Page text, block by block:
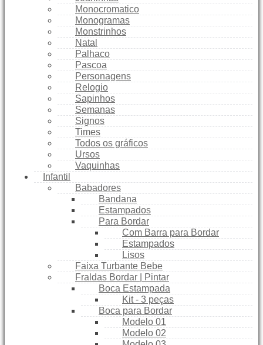
Monocromatico
Monogramas
Monstrinhos
Natal
Palhaco
Pascoa
Personagens
Relogio
Sapinhos
Semanas
Signos
Times
Todos os gráficos
Ursos
Vaquinhas
Infantil
Babadores
Bandana
Estampados
Para Bordar
Com Barra para Bordar
Estampados
Lisos
Faixa Turbante Bebe
Fraldas Bordar | Pintar
Boca Estampada
Kit - 3 peças
Boca para Bordar
Modelo 01
Modelo 02